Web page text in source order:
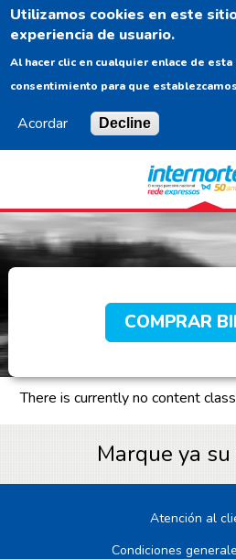
Utilizamos cookies en este
experiencia de usuario.
Al hacer clic en cualquier enlace de
consentimiento para que
Acordar Decline
COMPRAR
There is currently no content
Marque ya su
Atención al
Condiciones